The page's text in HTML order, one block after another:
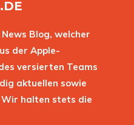
Blog, welcher
der Apple-
versierten Teams
aktuellen sowie
halten stets die